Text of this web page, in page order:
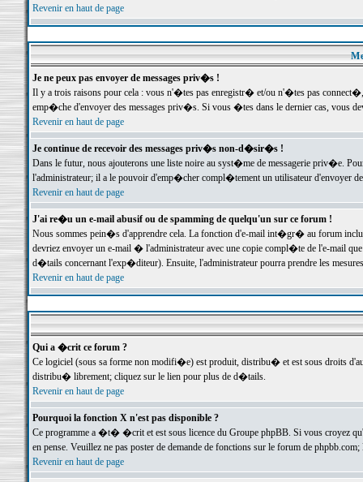
Revenir en haut de page
Je ne peux pas envoyer de messages priv�s !
Il y a trois raisons pour cela : vous n'�tes pas enregistr� et/ou n'�tes pas
emp�che d'envoyer des messages priv�s. Si vous �tes dans le dernier cas, vous
Revenir en haut de page
Je continue de recevoir des messages priv�s non-d�sir�s !
Dans le futur, nous ajouterons une liste noire au syst�me de messagerie priv�e.
l'administrateur; il a le pouvoir d'emp�cher compl�tement un utilisateur d'envoyer
Revenir en haut de page
J'ai re�u un e-mail abusif ou de spamming de quelqu'un sur ce forum !
Nous sommes pein�s d'apprendre cela. La fonction d'e-mail int�gr� au forum inclut
devriez envoyer un e-mail � l'administrateur avec une copie compl�te de l'e-mail
d�tails concernant l'exp�diteur). Ensuite, l'administrateur pourra prendre les
Revenir en haut de page
Qui a �crit ce forum ?
Ce logiciel (sous sa forme non modifi�e) est produit, distribu� et est sous droits
distribu� librement; cliquez sur le lien pour plus de d�tails.
Revenir en haut de page
Pourquoi la fonction X n'est pas disponible ?
Ce programme a �t� �crit et est sous licence du Groupe phpBB. Si vous croyez
en pense. Veuillez ne pas poster de demande de fonctions sur le forum de
Revenir en haut de page